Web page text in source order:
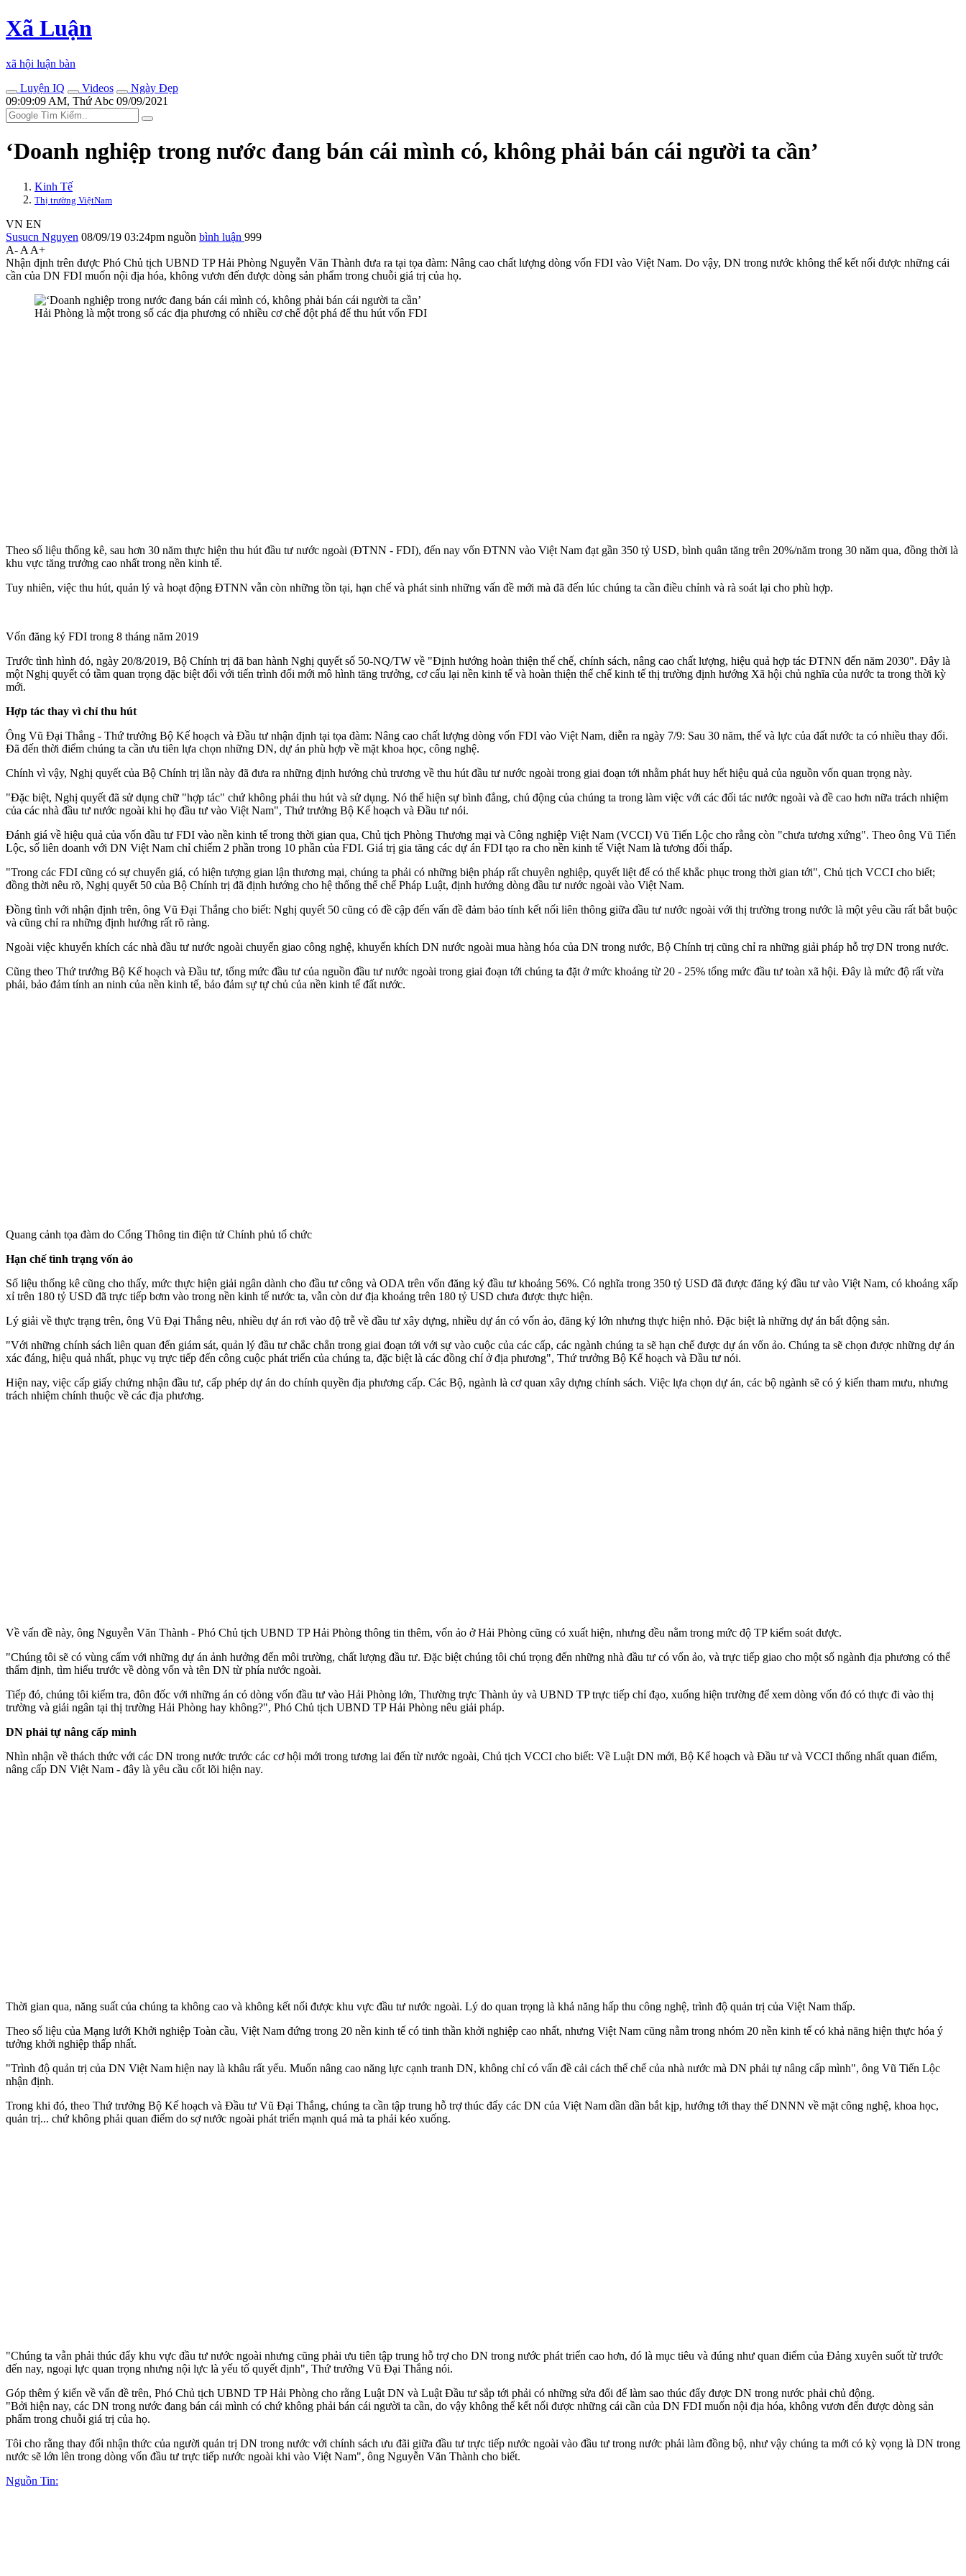
Xã Luận
xã hội luận bàn
Luyện IQ
Videos
Ngày Đẹp
09:09:09 AM, Thứ Abc 09/09/2021
‘Doanh nghiệp trong nước đang bán cái mình có, không phải bán cái người ta cần’
Kinh Tế
Thị trường ViệtNam
VN EN
Susucn Nguyen 08/09/19 03:24pm nguồn bình luận 999
A- A A+
Nhận định trên được Phó Chủ tịch UBND TP Hải Phòng Nguyễn Văn Thành đưa ra tại tọa đàm: Nâng cao chất lượng dòng vốn FDI vào Việt Nam. Do vậy, DN trong nước không thể kết nối được những cái
cần của DN FDI muốn nội địa hóa, không vươn đến được dòng sản phẩm trong chuỗi giá trị của họ.
Hải Phòng là một trong số các địa phương có nhiều cơ chế đột phá để thu hút vốn FDI
Theo số liệu thống kê, sau hơn 30 năm thực hiện thu hút đầu tư nước ngoài (ĐTNN - FDI), đến nay vốn ĐTNN vào Việt Nam đạt gần 350 tỷ USD, bình quân tăng trên 20%/năm trong 30 năm qua, đồng thời là
khu vực tăng trưởng cao nhất trong nền kinh tế.
Tuy nhiên, việc thu hút, quản lý và hoạt động ĐTNN vẫn còn những tồn tại, hạn chế và phát sinh những vấn đề mới mà đã đến lúc chúng ta cần điều chỉnh và rà soát lại cho phù hợp.
Vốn đăng ký FDI trong 8 tháng năm 2019
Trước tình hình đó, ngày 20/8/2019, Bộ Chính trị đã ban hành Nghị quyết số 50-NQ/TW về "Định hướng hoàn thiện thể chế, chính sách, nâng cao chất lượng, hiệu quả hợp tác ĐTNN đến năm 2030". Đây là
một Nghị quyết có tầm quan trọng đặc biệt đối với tiến trình đổi mới mô hình tăng trưởng, cơ cấu lại nền kinh tế và hoàn thiện thể chế kinh tế thị trường định hướng Xã hội chủ nghĩa của nước ta trong thời kỳ
mới.
Hợp tác thay vì chỉ thu hút
Ông Vũ Đại Thắng - Thứ trưởng Bộ Kế hoạch và Đầu tư nhận định tại tọa đàm: Nâng cao chất lượng dòng vốn FDI vào Việt Nam, diễn ra ngày 7/9: Sau 30 năm, thế và lực của đất nước ta có nhiều thay đổi.
Đã đến thời điểm chúng ta cần ưu tiên lựa chọn những DN, dự án phù hợp về mặt khoa học, công nghệ.
Chính vì vậy, Nghị quyết của Bộ Chính trị lần này đã đưa ra những định hướng chủ trương về thu hút đầu tư nước ngoài trong giai đoạn tới nhằm phát huy hết hiệu quả của nguồn vốn quan trọng này.
"Đặc biệt, Nghị quyết đã sử dụng chữ "hợp tác" chứ không phải thu hút và sử dụng. Nó thể hiện sự bình đẳng, chủ động của chúng ta trong làm việc với các đối tác nước ngoài và đề cao hơn nữa trách nhiệm
của các nhà đầu tư nước ngoài khi họ đầu tư vào Việt Nam", Thứ trưởng Bộ Kế hoạch và Đầu tư nói.
Đánh giá về hiệu quả của vốn đầu tư FDI vào nền kinh tế trong thời gian qua, Chủ tịch Phòng Thương mại và Công nghiệp Việt Nam (VCCI) Vũ Tiến Lộc cho rằng còn "chưa tương xứng". Theo ông Vũ Tiến
Lộc, số liên doanh với DN Việt Nam chỉ chiếm 2 phần trong 10 phần của FDI. Giá trị gia tăng các dự án FDI tạo ra cho nền kinh tế Việt Nam là tương đối thấp.
"Trong các FDI cũng có sự chuyển giá, có hiện tượng gian lận thương mại, chúng ta phải có những biện pháp rất chuyên nghiệp, quyết liệt để có thể khắc phục trong thời gian tới", Chủ tịch VCCI cho biết;
đồng thời nêu rõ, Nghị quyết 50 của Bộ Chính trị đã định hướng cho hệ thống thể chế Pháp Luật, định hướng dòng đầu tư nước ngoài vào Việt Nam.
Đồng tình với nhận định trên, ông Vũ Đại Thắng cho biết: Nghị quyết 50 cũng có đề cập đến vấn đề đảm bảo tính kết nối liên thông giữa đầu tư nước ngoài với thị trường trong nước là một yêu cầu rất bắt buộc
và cũng chỉ ra những định hướng rất rõ ràng.
Ngoài việc khuyến khích các nhà đầu tư nước ngoài chuyển giao công nghệ, khuyến khích DN nước ngoài mua hàng hóa của DN trong nước, Bộ Chính trị cũng chỉ ra những giải pháp hỗ trợ DN trong nước.
Cũng theo Thứ trưởng Bộ Kế hoạch và Đầu tư, tổng mức đầu tư của nguồn đầu tư nước ngoài trong giai đoạn tới chúng ta đặt ở mức khoảng từ 20 - 25% tổng mức đầu tư toàn xã hội. Đây là mức độ rất vừa
phải, bảo đảm tính an ninh của nền kinh tế, bảo đảm sự tự chủ của nền kinh tế đất nước.
Quang cảnh tọa đàm do Cổng Thông tin điện tử Chính phủ tổ chức
Hạn chế tình trạng vốn ảo
Số liệu thống kê cũng cho thấy, mức thực hiện giải ngân dành cho đầu tư công và ODA trên vốn đăng ký đầu tư khoảng 56%. Có nghĩa trong 350 tỷ USD đã được đăng ký đầu tư vào Việt Nam, có khoảng xấp
xỉ trên 180 tỷ USD đã trực tiếp bơm vào trong nền kinh tế nước ta, vẫn còn dư địa khoảng trên 180 tỷ USD chưa được thực hiện.
Lý giải về thực trạng trên, ông Vũ Đại Thắng nêu, nhiều dự án rơi vào độ trễ về đầu tư xây dựng, nhiều dự án có vốn ảo, đăng ký lớn nhưng thực hiện nhỏ. Đặc biệt là những dự án bất động sản.
"Với những chính sách liên quan đến giám sát, quản lý đầu tư chắc chắn trong giai đoạn tới với sự vào cuộc của các cấp, các ngành chúng ta sẽ hạn chế được dự án vốn ảo. Chúng ta sẽ chọn được những dự án
xác đáng, hiệu quả nhất, phục vụ trực tiếp đến công cuộc phát triển của chúng ta, đặc biệt là các đồng chí ở địa phương", Thứ trưởng Bộ Kế hoạch và Đầu tư nói.
Hiện nay, việc cấp giấy chứng nhận đầu tư, cấp phép dự án do chính quyền địa phương cấp. Các Bộ, ngành là cơ quan xây dựng chính sách. Việc lựa chọn dự án, các bộ ngành sẽ có ý kiến tham mưu, nhưng
trách nhiệm chính thuộc về các địa phương.
Về vấn đề này, ông Nguyễn Văn Thành - Phó Chủ tịch UBND TP Hải Phòng thông tin thêm, vốn ảo ở Hải Phòng cũng có xuất hiện, nhưng đều nằm trong mức độ TP kiểm soát được.
"Chúng tôi sẽ có vùng cấm với những dự án ảnh hưởng đến môi trường, chất lượng đầu tư. Đặc biệt chúng tôi chú trọng đến những nhà đầu tư có vốn ảo, và trực tiếp giao cho một số ngành địa phương có thể
thẩm định, tìm hiểu trước về dòng vốn và tên DN từ phía nước ngoài.
Tiếp đó, chúng tôi kiểm tra, đôn đốc với những án có dòng vốn đầu tư vào Hải Phòng lớn, Thường trực Thành ủy và UBND TP trực tiếp chỉ đạo, xuống hiện trường để xem dòng vốn đó có thực đi vào thị
trường và giải ngân tại thị trường Hải Phòng hay không?", Phó Chủ tịch UBND TP Hải Phòng nêu giải pháp.
DN phải tự nâng cấp mình
Nhìn nhận về thách thức với các DN trong nước trước các cơ hội mới trong tương lai đến từ nước ngoài, Chủ tịch VCCI cho biết: Về Luật DN mới, Bộ Kế hoạch và Đầu tư và VCCI thống nhất quan điểm,
nâng cấp DN Việt Nam - đây là yêu cầu cốt lõi hiện nay.
Thời gian qua, năng suất của chúng ta không cao và không kết nối được khu vực đầu tư nước ngoài. Lý do quan trọng là khả năng hấp thu công nghệ, trình độ quản trị của Việt Nam thấp.
Theo số liệu của Mạng lưới Khởi nghiệp Toàn cầu, Việt Nam đứng trong 20 nền kinh tế có tinh thần khởi nghiệp cao nhất, nhưng Việt Nam cũng nằm trong nhóm 20 nền kinh tế có khả năng hiện thực hóa ý
tưởng khởi nghiệp thấp nhất.
"Trình độ quản trị của DN Việt Nam hiện nay là khâu rất yếu. Muốn nâng cao năng lực cạnh tranh DN, không chỉ có vấn đề cải cách thể chế của nhà nước mà DN phải tự nâng cấp mình", ông Vũ Tiến Lộc
nhận định.
Trong khi đó, theo Thứ trưởng Bộ Kế hoạch và Đầu tư Vũ Đại Thắng, chúng ta cần tập trung hỗ trợ thúc đẩy các DN của Việt Nam dần dần bắt kịp, hướng tới thay thế DNNN về mặt công nghệ, khoa học,
quản trị... chứ không phải quan điểm do sợ nước ngoài phát triển mạnh quá mà ta phải kéo xuống.
"Chúng ta vẫn phải thúc đẩy khu vực đầu tư nước ngoài nhưng cũng phải ưu tiên tập trung hỗ trợ cho DN trong nước phát triển cao hơn, đó là mục tiêu và đúng như quan điểm của Đảng xuyên suốt từ trước
đến nay, ngoại lực quan trọng nhưng nội lực là yếu tố quyết định", Thứ trưởng Vũ Đại Thắng nói.
Góp thêm ý kiến về vấn đề trên, Phó Chủ tịch UBND TP Hải Phòng cho rằng Luật DN và Luật Đầu tư sắp tới phải có những sửa đổi để làm sao thúc đẩy được DN trong nước phải chủ động.
"Bởi hiện nay, các DN trong nước đang bán cái mình có chứ không phải bán cái người ta cần, do vậy không thể kết nối được những cái cần của DN FDI muốn nội địa hóa, không vươn đến được dòng sản
phẩm trong chuỗi giá trị của họ.
Tôi cho rằng thay đổi nhận thức của người quản trị DN trong nước với chính sách ưu đãi giữa đầu tư trực tiếp nước ngoài vào đầu tư trong nước phải làm đồng bộ, như vậy chúng ta mới có kỳ vọng là DN trong
nước sẽ lớn lên trong dòng vốn đầu tư trực tiếp nước ngoài khi vào Việt Nam", ông Nguyễn Văn Thành cho biết.
Nguồn Tin: